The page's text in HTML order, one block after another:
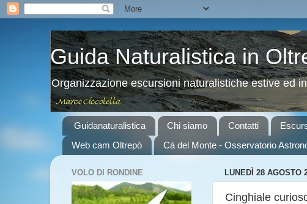
Guida Naturalistica in
Organizzazione escursioni naturalistiche estive ed
Guidanaturalistica Chi siamo Contatti
Web cam Oltrepò
Cà del Monte - Osservatorio
LUNEDÌ 28 AGOSTO
Cinghiale
VOLO DI RONDINE